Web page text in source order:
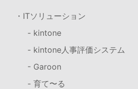
・ITソリューション
- kintone
- kintone人事評価システム
- Garoon
- 育て〜る